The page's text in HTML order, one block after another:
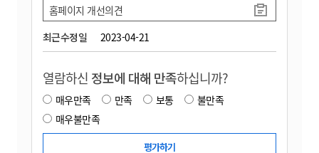
최근수정일 2023-04-21
홈페이지 개선의견
열람하신 정보에 대해 만족하십니까?
매우만족 만족 보통
불만족
매우불만족